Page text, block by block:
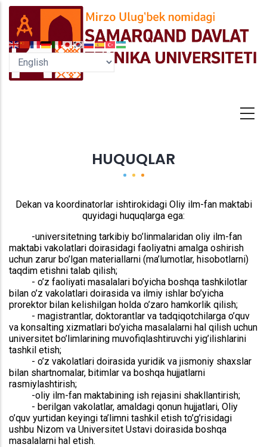
Skip
main
content
HUQUQLAR
Dekan va koordinatorlar ishtirokidagi Oliy ilm-fan maktabi
quyidagi huquqlarga ega:
-universitetning tarkibiy bo’linmalaridan oliy ilm-fan
maktabi vakolatlari doirasidagi faoliyatni amalga oshirish
uchun zarur bo’lgan materiallarni (ma’lumotlar, hisobotlarni)
taqdim etishni talab qilish;
- o’z faoliyati masalalari bo’yicha boshqa tashkilotlar
bilan o’z vakolatlari doirasida va ilmiy ishlar bo’yicha
prorektor bilan kelishilgan holda o’zaro hamkorlik qilish;
- magistrantlar, doktorantlar va tadqiqotchilarga o’quv
va konsalting xizmatlari bo’yicha masalalarni hal qilish uchun
universitet bo’limlarining muvofiqlashtiruvchi yig’ilishlarini
tashkil etish;
- o’z vakolatlari doirasida yuridik va jismoniy shaxslar
bilan shartnomalar, bitimlar va boshqa hujjatlarni
rasmiylashtirish;
-oliy ilm-fan maktabining ish rejasini shakllantirish;
- berilgan vakolatlar, amaldagi qonun hujjatlari, Oliy
o’quv yurtidan keyingi ta’limni tashkil etish to’g’risidagi
ushbu Nizom va Universitet Ustavi doirasida boshqa
masalalarni hal etish.